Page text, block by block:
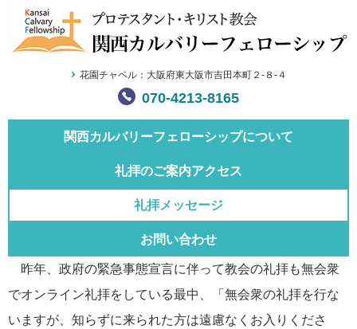
花園チャペル：大阪府東大阪市吉田本町２-８-４
070-4213-8165
関西カルバリーフェローシップについて
礼拝のご案内アクセス
礼拝メッセージ
お問い合わせ
昨年、政府の緊急事態宣言に伴って教会の礼拝も無会衆
でオンライン礼拝をしている最中、「無会衆の礼拝を行な
いますが、知らずに来られた方は遠慮なくお入りくださ